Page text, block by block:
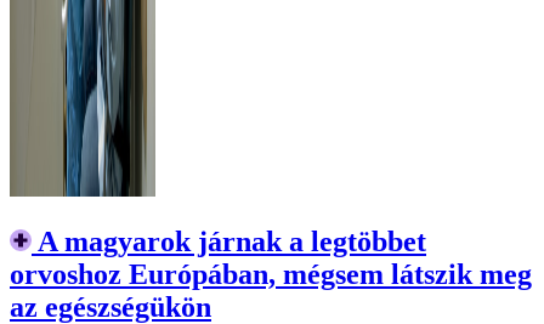
A magyarok járnak a legtöbbet
orvoshoz Európában, mégsem látszik meg
az egészségükön